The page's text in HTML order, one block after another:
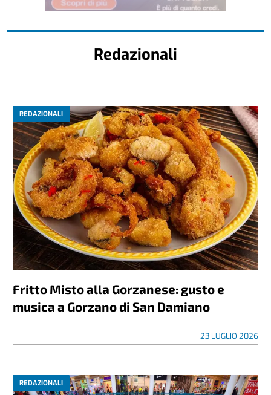
Redazionali
REDAZIONALI
Fritto Misto alla Gorzanese: gusto e
musica a Gorzano di San Damiano
23 LUGLIO 2026
REDAZIONALI